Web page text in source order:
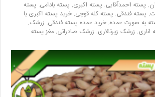
, پسته احمدآقایی, پسته اکبری, پسته بادامی, پسته
, پسته فندقی, پسته کله قوچی,خرید پسته اکبری با
به صورت عمده,خرید عمده پسته فندقی, زرشک,
اناری, زرشک زیرتالاری, زرشک صادراتی,مغز پسته